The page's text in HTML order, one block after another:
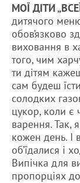
МОЇ ДІТИ
дитячого
обов’язково
виховання в
того, чим
ти дітям
сам будеш
солодких
цукор, коли є
варення. Так,
кожен день. І
об’їдалися і
Випічка для
пропорціях